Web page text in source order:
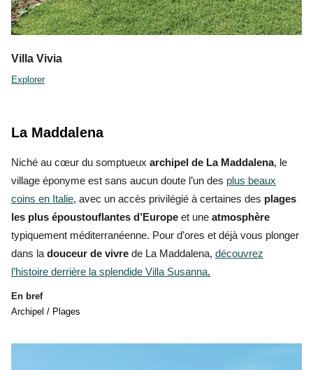
Villa Vivia
Explorer
La Maddalena
Niché au cœur du somptueux archipel de La Maddalena, le
village éponyme est sans aucun doute l’un des plus beaux
coins en Italie, avec un accès privilégié à certaines des plages
les plus époustouflantes d’Europe et une atmosphère
typiquement méditerranéenne. Pour d’ores et déjà vous plonger
dans la douceur de vivre de La Maddalena, découvrez
l’histoire derrière la splendide Villa Susanna.
En bref
Archipel / Plages